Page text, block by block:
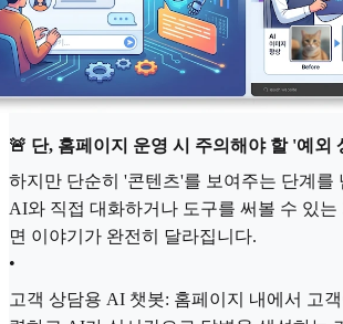
🚨 단, 홈페이지 운영 시 주의해야 할 '예외
하지만 단순히 '콘텐츠'를 보여주는 단계를
AI와 직접 대화하거나 도구를 써볼 수 있
면 이야기가 완전히 달라집니다.
•
고객 상담용 AI 챗봇: 홈페이지 내에서 고